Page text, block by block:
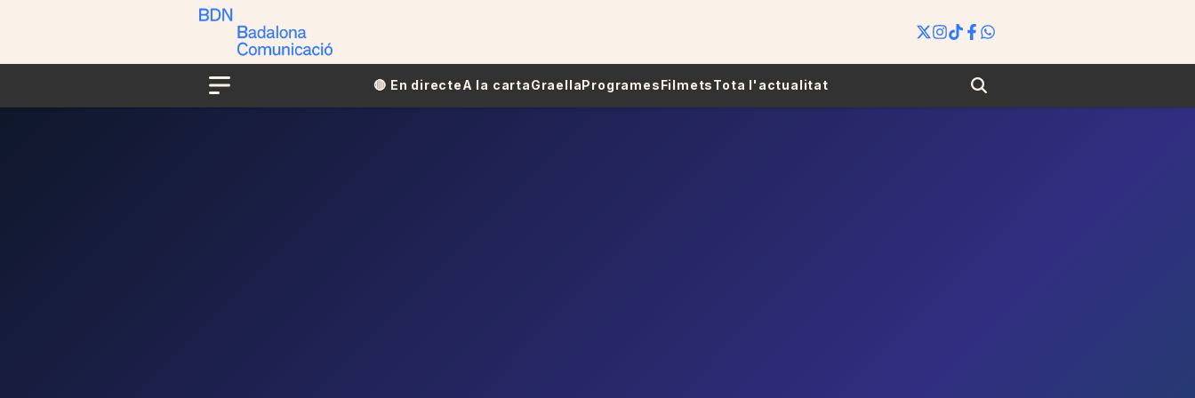
Menu
🔴​​ En directeA la cartaGraellaProgramesFilmetsTota l'actualitat Search